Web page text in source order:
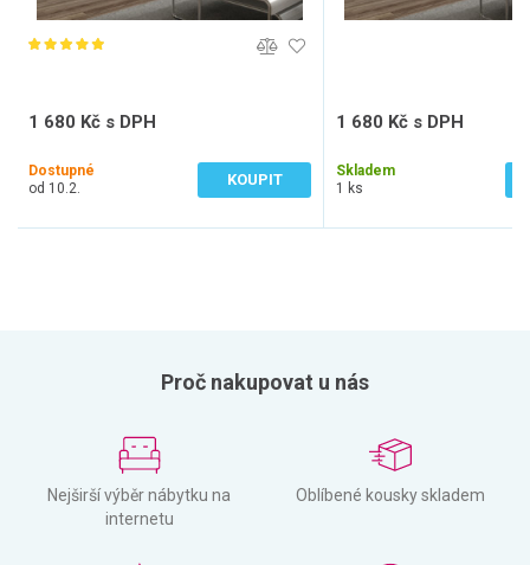
1 680 Kč s DPH
Dostupné
od 10.2.
KOUPIT
1 680 Kč s DPH
Skladem
1 ks
Proč nakupovat u nás
Nejširší výběr nábytku na
internetu
Oblíbené kousky skladem